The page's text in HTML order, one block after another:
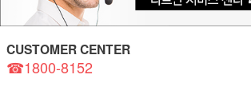
CUSTOMER CENTER
☎1800-8152